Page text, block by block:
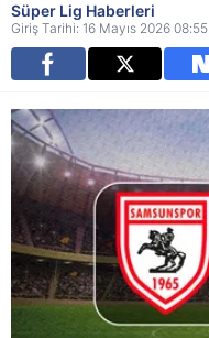
Süper Lig Haberleri
Giriş Tarihi: 16 Mayıs 2026 08:55